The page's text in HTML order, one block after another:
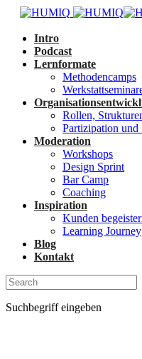
Links
Zur
Navigation
springen
Zum
Intro
Podcast
Lernformate
Methodencamps
Rollen,
Partizipation und
Moderation
Workshops
Design Sprint
Bar Camp
Coaching
Inspiration
Kunden
Learning Journey
Blog
Kontakt
Suchbegriff eingeben